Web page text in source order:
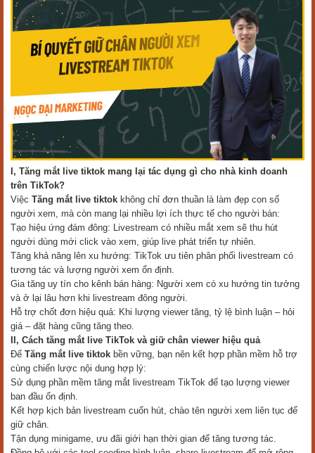
I, Tăng mắt live tiktok mang lại tác dụng gì cho nhà kinh doanh
trên TikTok?
Việc Tăng mắt live tiktok không chỉ đơn thuần là làm đẹp con số
người xem, mà còn mang lại nhiều lợi ích thực tế cho người bán:
Tạo hiệu ứng đám đông: Livestream có nhiều mắt xem sẽ thu hút
người dùng mới click vào xem, giúp live phát triển tự nhiên.
Tăng khả năng lên xu hướng: TikTok ưu tiên phân phối livestream có
tương tác và lượng người xem ổn định.
Gia tăng uy tín cho kênh bán hàng: Người xem có xu hướng tin tưởng
và ở lại lâu hơn khi livestream đông người.
Hỗ trợ chốt đơn hiệu quả: Khi lượng viewer tăng, tỷ lệ bình luận – hỏi
giá – đặt hàng cũng tăng theo.
II, Cách tăng mắt live TikTok và giữ chân viewer hiệu quả
Để Tăng mắt live tiktok bền vững, bạn nên kết hợp phần mềm hỗ trợ
cùng chiến lược nội dung hợp lý:
Sử dụng phần mềm tăng mắt livestream TikTok để tạo lượng viewer
ban đầu ổn định.
Kết hợp kịch bản livestream cuốn hút, chào tên người xem liên tục để
giữ chân.
Tận dụng minigame, ưu đãi giới hạn thời gian để tăng tương tác.